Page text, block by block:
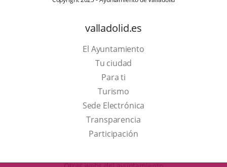
valladolid.es
El Ayuntamiento
Tu ciudad
Para ti
TurismoThis
link
will
open
a
Sede Electrónica
Transparencia
Participación